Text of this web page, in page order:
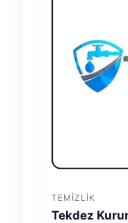
TEMIZLIK
Tekdez